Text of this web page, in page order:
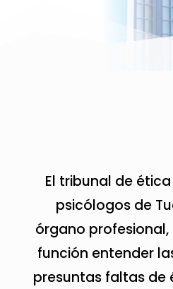
El tribunal de
psicólogos de
órgano
función entender
presuntas faltas de